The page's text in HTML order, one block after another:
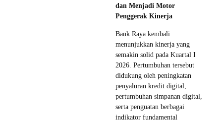
dan Menjadi Motor
Penggerak Kinerja
Bank Raya kembali
menunjukkan kinerja yang
semakin solid pada Kuartal I
2026. Pertumbuhan tersebut
didukung oleh peningkatan
penyaluran kredit digital,
pertumbuhan simpanan digital,
serta penguatan berbagai
indikator fundamental